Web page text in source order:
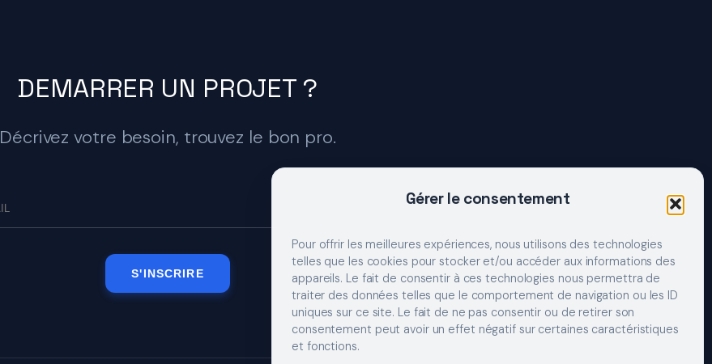
Gérer le consentement
Pour offrir les meilleures expériences, nous utilisons des technologies
telles que les cookies pour stocker et/ou accéder aux informations des
appareils. Le fait de consentir à ces technologies nous permettra de
traiter des données telles que le comportement de navigation ou les ID
uniques sur ce site. Le fait de ne pas consentir ou de retirer son
consentement peut avoir un effet négatif sur certaines caractéristiques
et fonctions.
DEMARRER UN PROJET ?
Décrivez votre besoin, trouvez le bon pro.
S'INSCRIRE